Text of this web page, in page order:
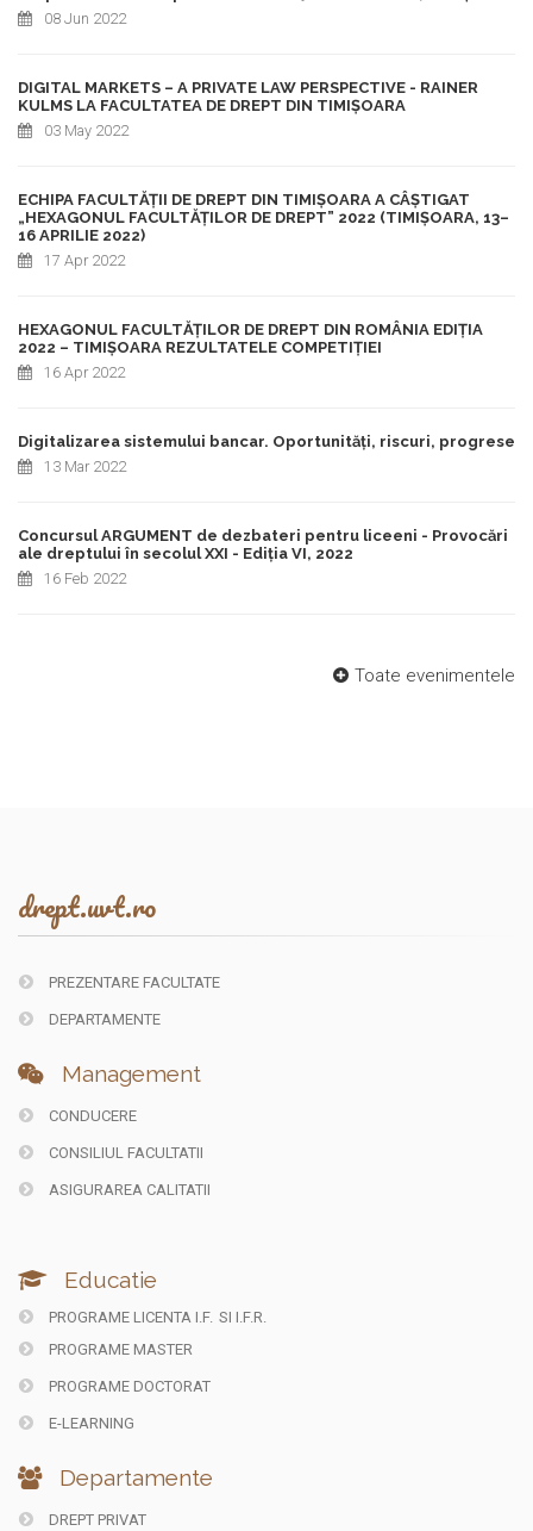
08 Jun 2022
DIGITAL MARKETS – A PRIVATE LAW PERSPECTIVE - RAINER
KULMS LA FACULTATEA DE DREPT DIN TIMIȘOARA
03 May 2022
ECHIPA FACULTĂȚII DE DREPT DIN TIMIȘOARA A CÂȘTIGAT
„HEXAGONUL FACULTĂȚILOR DE DREPT” 2022 (TIMIȘOARA, 13–
16 APRILIE 2022)
17 Apr 2022
HEXAGONUL FACULTĂȚILOR DE DREPT DIN ROMÂNIA EDIȚIA
2022 – TIMIȘOARA REZULTATELE COMPETIȚIEI
16 Apr 2022
Digitalizarea sistemului bancar. Oportunități, riscuri, progrese
13 Mar 2022
Concursul ARGUMENT de dezbateri pentru liceeni - Provocări
ale dreptului în secolul XXI - Ediția VI, 2022
16 Feb 2022
Toate evenimentele
drept.uvt.ro
PREZENTARE FACULTATE
DEPARTAMENTE
Management
CONDUCERE
CONSILIUL FACULTATII
ASIGURAREA CALITATII
Educatie
PROGRAME LICENTA I.F. SI I.F.R.
PROGRAME MASTER
PROGRAME DOCTORAT
E-LEARNING
Departamente
DREPT PRIVAT